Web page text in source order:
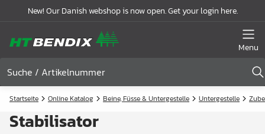
New! Our Danish webshop is now open. Get your login here.
Menu
Startseite Online Katalog Beine, Füsse & Untergestelle Untergestelle
Stabilisator